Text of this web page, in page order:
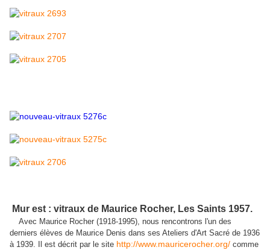
Mur est : vitraux de Maurice Rocher, Les Saints 1957.
Avec Maurice Rocher (1918-1995), nous rencontrons l'un des
derniers élèves de Maurice Denis dans ses Ateliers d'Art Sacré de 1936
à 1939. Il est décrit par le site http://www.mauricerocher.org/ comme